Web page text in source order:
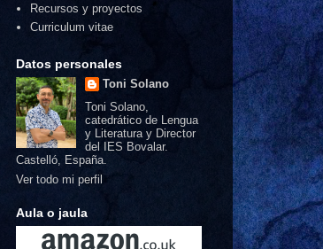
Recursos y proyectos
Curriculum vitae
Datos personales
Toni Solano
Toni Solano,
catedrático de Lengua
y Literatura y Director
del IES Bovalar.
Castelló, España.
Ver todo mi perfil
Aula o jaula